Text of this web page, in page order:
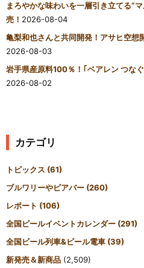
まろやかな味わいを一層引き立てる“
売！ 2026-08-04
亀梨和也さんと共同開発！アサヒ空想
2026-08-03
岩手県産原料100％！｢ベアレン つな
2026-08-02
カテゴリ
トピックス (61)
ブルワリーやビアバー (260)
レポート (106)
全国ビールイベントカレンダー (291)
全国ビール列車&ビール電車 (39)
新発売＆新商品 (2,509)